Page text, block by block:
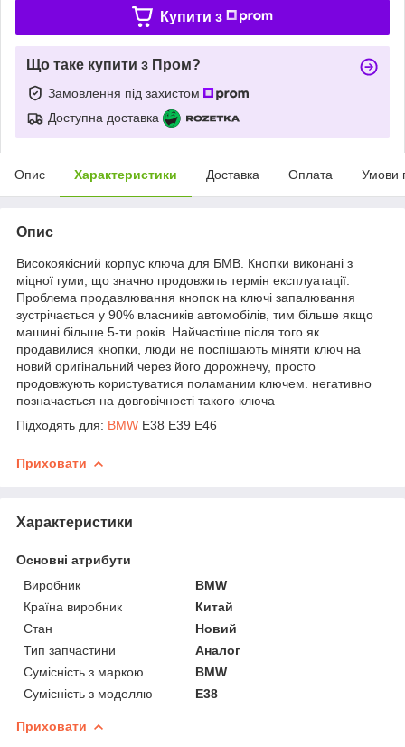
Купити з
Що таке купити з Пром?
Замовлення під захистом
Доступна доставка
Опис Характеристики Доставка Оплата Умови
Опис
Високоякісний корпус ключа для БМВ. Кнопки виконані з
міцної гуми, що значно продовжить термін експлуатації.
Проблема продавлювання кнопок на ключі запалювання
зустрічається у 90% власників автомобілів, тим більше якщо
машині більше 5-ти років. Найчастіше після того як
продавилися кнопки, люди не поспішають міняти ключ на
новий оригінальний через його дорожнечу, просто
продовжують користуватися поламаним ключем. негативно
позначається на довговічності такого ключа
Підходять для: BMW E38 E39 E46
Приховати
Характеристики
Основні атрибути
Виробник
BMW
Країна виробник
Китай
Стан
Новий
Тип запчастини
Аналог
Сумісність з маркою
BMW
Сумісність з моделлю
E38
Приховати